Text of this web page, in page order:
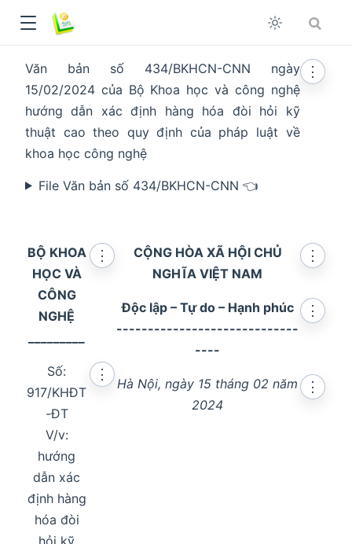
Văn bản số 434/BKHCN-CNN ngày
15/02/2024 của Bộ Khoa học và công nghệ
hướng dẫn xác định hàng hóa đòi hỏi kỹ
thuật cao theo quy định của pháp luật về
khoa học công nghệ
⋮
File Văn bản số 434/BKHCN-CNN 👈
BỘ KHOA
HỌC VÀ
CÔNG
NGHỆ
⋮
Số:
917/KHĐT
-ĐT
V/v:
hướng
dẫn xác
định hàng
hóa đòi
hỏi kỹ
⋮
CỘNG HÒA XÃ HỘI CHỦ
NGHĨA VIỆT NAM
⋮
Độc lập – Tự do – Hạnh phúc
-----------------------------
----
⋮
Hà Nội, ngày 15 tháng 02 năm
2024
⋮